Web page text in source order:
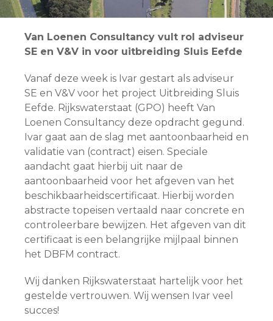
Van Loenen Consultancy vult rol adviseur
SE en V&V in voor uitbreiding Sluis Eefde
Vanaf deze week is Ivar gestart als adviseur
SE en V&V voor het project Uitbreiding Sluis
Eefde. Rijkswaterstaat (GPO) heeft Van
Loenen Consultancy deze opdracht gegund.
Ivar gaat aan de slag met aantoonbaarheid en
validatie van (contract) eisen. Speciale
aandacht gaat hierbij uit naar de
aantoonbaarheid voor het afgeven van het
beschikbaarheidscertificaat. Hierbij worden
abstracte topeisen vertaald naar concrete en
controleerbare bewijzen. Het afgeven van dit
certificaat is een belangrijke mijlpaal binnen
het DBFM contract.
Wij danken Rijkswaterstaat hartelijk voor het
gestelde vertrouwen. Wij wensen Ivar veel
succes!